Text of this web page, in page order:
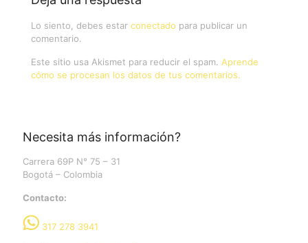
Lo siento, debes estar conectado para publicar un
comentario.
Este sitio usa Akismet para reducir el spam. Aprende
cómo se procesan los datos de tus comentarios.
Necesita más información?
Carrera 69P N° 75 – 31
Bogotá – Colombia
Contacto:
317 278 3941